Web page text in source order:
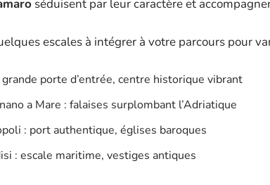
séduisent par leur caractère et
escales à intégrer à votre parcours pour
grande porte d’entrée, centre historique vibrant
a Mare : falaises surplombant l’Adriatique
: port authentique, églises baroques
: escale maritime, vestiges antiques